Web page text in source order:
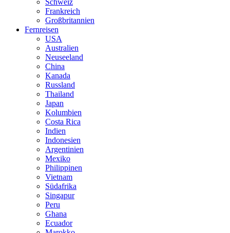
Schweiz
Frankreich
Großbritannien
Fernreisen
USA
Australien
Neuseeland
China
Kanada
Russland
Thailand
Japan
Kolumbien
Costa Rica
Indien
Indonesien
Argentinien
Mexiko
Philippinen
Vietnam
Südafrika
Singapur
Peru
Ghana
Ecuador